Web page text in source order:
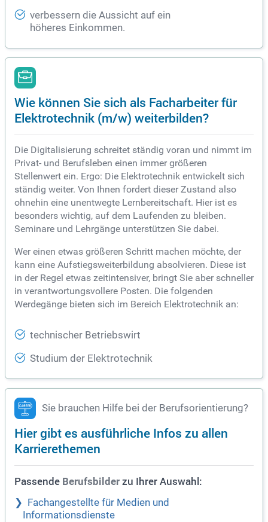
verbessern die Aussicht auf ein
höheres Einkommen.
Wie können Sie sich als Facharbeiter für
Elektrotechnik (m/w) weiterbilden?
Die Digitalisierung schreitet ständig voran und nimmt im
Privat- und Berufsleben einen immer größeren
Stellenwert ein. Ergo: Die Elektrotechnik entwickelt sich
ständig weiter. Von Ihnen fordert dieser Zustand also
ohnehin eine unentwegte Lernbereitschaft. Hier ist es
besonders wichtig, auf dem Laufenden zu bleiben.
Seminare und Lehrgänge unterstützen Sie dabei.
Wer einen etwas größeren Schritt machen möchte, der
kann eine Aufstiegsweiterbildung absolvieren. Diese ist
in der Regel etwas zeitintensiver, bringt Sie aber schneller
in verantwortungsvollere Posten. Die folgenden
Werdegänge bieten sich im Bereich Elektrotechnik an:
technischer Betriebswirt
Studium der Elektrotechnik
Sie brauchen Hilfe bei der Berufsorientierung?
Hier gibt es ausführliche Infos zu allen
Karrierethemen
Passende Berufsbilder zu Ihrer Auswahl:
Fachangestellte für Medien und
Informationsdienste